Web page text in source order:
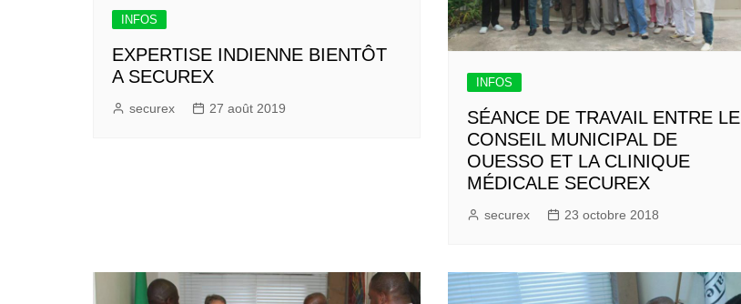
INFOS
EXPERTISE INDIENNE BIENTÔT
A SECUREX
securex 27 août 2019
INFOS
SÉANCE DE TRAVAIL ENTRE LE
CONSEIL MUNICIPAL DE
OUESSO ET LA CLINIQUE
MÉDICALE SECUREX
securex 23 octobre 2018